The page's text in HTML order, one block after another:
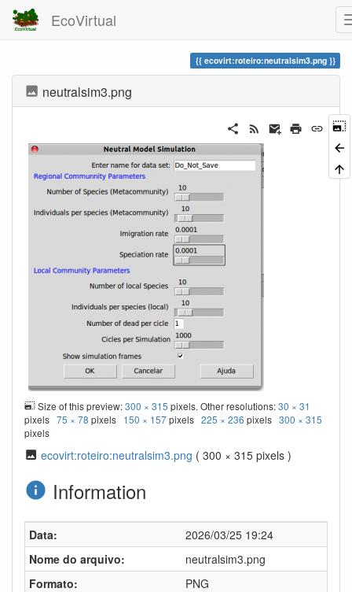
EcoVirtual
ecovirt:roteiro:neutralsim3.png
neutralsim3.png
Size of this preview:300 × 315 pixels. Other resolutions:30 × 31
pixels 75 × 78 pixels 150 × 157pixels 225 × 236 pixels 300 × 315
pixels
ecovirt:roteiro:neutralsim3.png ( 300 × 315 pixels )
Information
Data:
2026/03/25 19:24
Nome do arquivo:
neutralsim3.png
Formato:
PNG